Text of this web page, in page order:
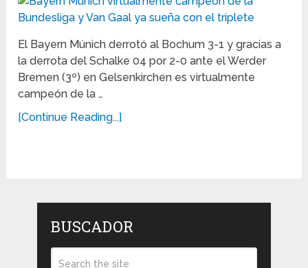
El Bayern Múnich derrotó al Bochum 3-1 y gracias a
la derrota del Schalke 04 por 2-0 ante el Werder
Bremen (3º) en Gelsenkirchen es virtualmente
campeón de la …
[Continue Reading...]
BUSCADOR